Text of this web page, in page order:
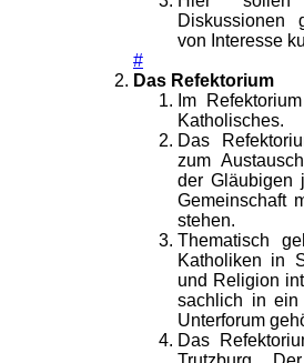
Diskussionen
von Interesse
#
Das Refektorium
Im
Katholisches.
Das
zum
der Gläubigen
Gemeinschaft
stehen.
Thematisch
Katholiken in
und Religion
sachlich in ein
Unterforum
Das